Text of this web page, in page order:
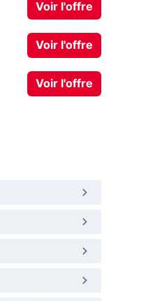
Voir l'offre
Voir l'offre
Voir l'offre